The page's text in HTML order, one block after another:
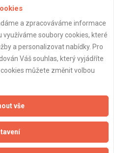
dne 01.12.2024 13:30:11
a řemeslníci
osobních údajů
a zpracováváme informace
využíváme soubory cookies, které
a personalizovat nabídky. Pro
Váš souhlas, který vyjádříte
můžete změnit volbou
vše